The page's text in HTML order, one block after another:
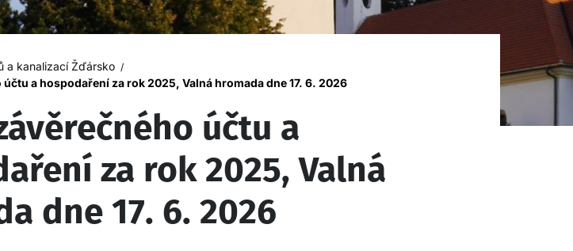
a kanalizací Žďársko
a hospodaření za rok 2025, Valná hromada dne 17. 6. 2026
účtu a
za rok 2025, Valná
dne 17. 6. 2026